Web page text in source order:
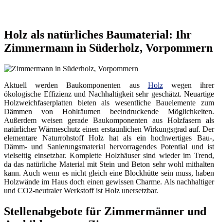
Holz als natürliches Baumaterial: Ihr
Zimmermann in Süderholz, Vorpommern
Aktuell werden Baukomponenten aus Holzwegen ihrer
ökologische Effizienz und Nachhaltigkeit sehr geschätzt. Neuartige
Holzweichfaserplatten bieten als wesentliche Bauelemente zum
Dämmen von Hohlräumen beeindruckende Möglichkeiten.
Außerdem weisen gerade Baukomponenten aus Holzfasern als
natürlicher Wärmeschutz einen erstaunlichen Wirkungsgrad auf. Der
elementare Naturrohstoff Holz hat als ein hochwertiges Bau-,
Dämm- und Sanierungsmaterial hervorragendes Potential und ist
vielseitig einsetzbar. Komplette Holzhäuser sind wieder im Trend,
da das natürliche Material mit Stein und Beton sehr wohl mithalten
kann. Auch wenn es nicht gleich eine Blockhütte sein muss, haben
Holzwände im Haus doch einen gewissen Charme. Als nachhaltiger
und CO2-neutraler Werkstoff ist Holz unersetzbar.
Stellenabgebote für Zimmermänner und